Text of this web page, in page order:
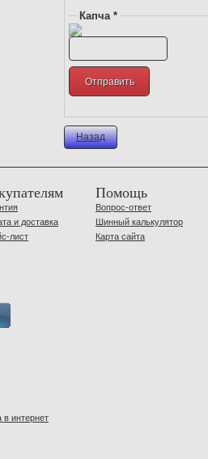
Капча *
Назад
и доставка
лист
Помощь
Вопрос-ответ
Шинный калькулятор
Карта сайта